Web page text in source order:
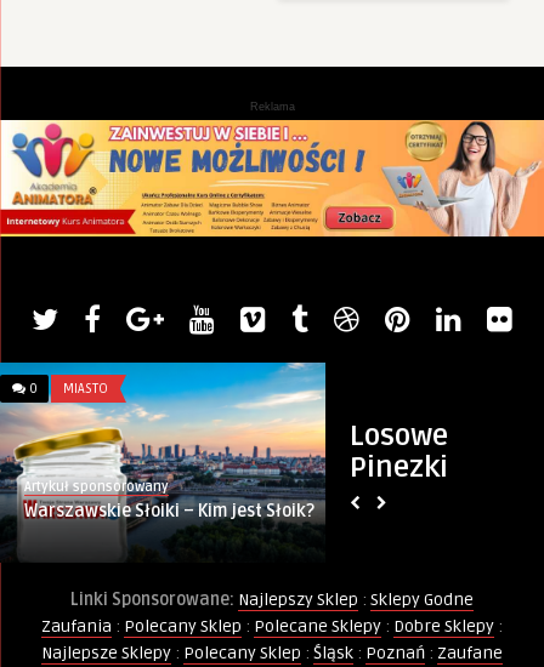
Reklama
Losowe
Pinezki
0 MIASTO
Artykuł sponsorowany
Warszawskie Słoiki – Kim jest Słoik?
Linki Sponsorowane: Najlepszy Sklep : Sklepy Godne
Zaufania : Polecany Sklep : Polecane Sklepy : Dobre Sklepy :
Najlepsze Sklepy : Polecany Sklep : Śląsk : Poznań : Zaufane